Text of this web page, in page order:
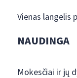
Vienas langelis
NAUDINGA
Mokesčiai ir jų